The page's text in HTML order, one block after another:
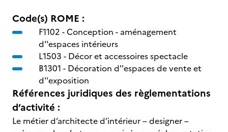
Code(s) ROME :
F1102 -Conception - aménagement
d''espaces intérieurs
L1503 - Décor et accessoires spectacle
B1301 - Décoration d''espaces de vente et
d''exposition
Références juridiques des règlementations
d’activité :
Le métier d’architecte d’intérieur – designer –